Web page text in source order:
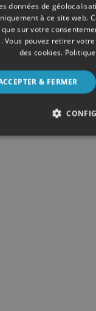
données de
à ce site
sur votre
. Vous pouvez retirer
des cookies.
& FERMER